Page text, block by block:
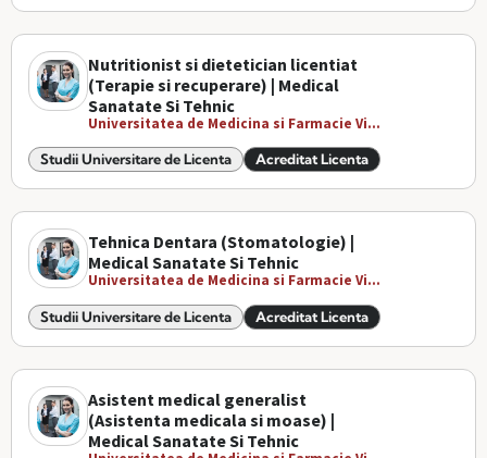
Nutritionist si dietetician licentiat
(Terapie si recuperare) | Medical
Sanatate Si Tehnic
Universitatea de Medicina si Farmacie Vi...
Studii Universitare de Licenta Acreditat Licenta
Tehnica Dentara (Stomatologie) |
Medical Sanatate Si Tehnic
Universitatea de Medicina si Farmacie Vi...
Studii Universitare de Licenta Acreditat Licenta
Asistent medical generalist
(Asistenta medicala si moase) |
Medical Sanatate Si Tehnic